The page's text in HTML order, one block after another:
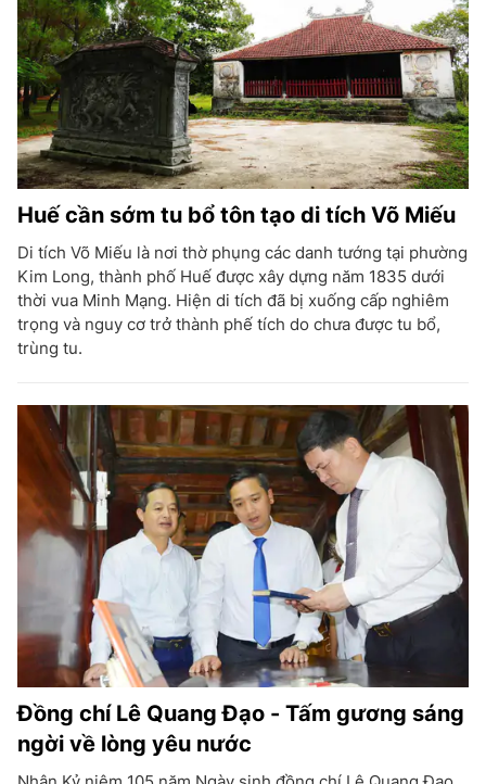
Huế cần sớm tu bổ tôn tạo di tích Võ Miếu
Di tích Võ Miếu là nơi thờ phụng các danh tướng tại phường
Kim Long, thành phố Huế được xây dựng năm 1835 dưới
thời vua Minh Mạng. Hiện di tích đã bị xuống cấp nghiêm
trọng và nguy cơ trở thành phế tích do chưa được tu bổ,
trùng tu.
Đồng chí Lê Quang Đạo - Tấm gương sáng
ngời về lòng yêu nước